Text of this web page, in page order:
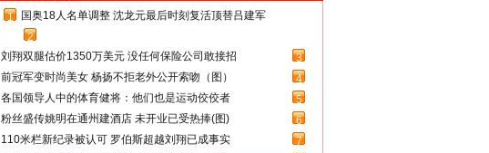
1
国奥18人名单调整 沈龙元最后时刻复活顶替吕建军
2
刘翔双腿估价1350万美元 没任何保险公司敢接招
3
前冠军变时尚美女 杨扬不拒老外公开索吻（图）
4
各国领导人中的体育健将：他们也是运动佼佼者
5
粉丝盛传姚明在通州建酒店 未开业已受热捧(图)
6
110米栏新纪录被认可 罗伯斯超越刘翔已成事实
7